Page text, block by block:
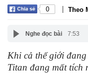
0 | Theo
Nghe đọc bài 7:53
Khi cả thế giới
Titan đang mất tích